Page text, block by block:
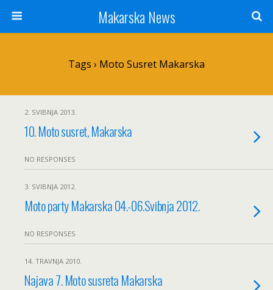
Makarska News
Tags › Moto Susret Makarska
2. SVIBNJA 2013.
10. Moto susret, Makarska
NO RESPONSES
3. SVIBNJA 2012.
Moto party Makarska 04.-06.Svibnja 2012.
NO RESPONSES
14. TRAVNJA 2010.
Najava 7. Moto susreta Makarska